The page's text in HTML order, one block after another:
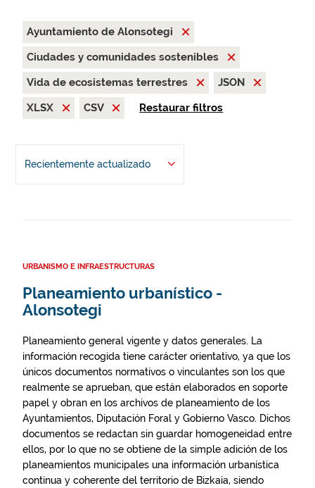
Ayuntamiento de Alonsotegi
Ciudades y comunidades sostenibles
Vida de ecosistemas terrestres
JSON
XLSX
CSV Restaurar filtros
Recientemente actualizado
URBANISMO E INFRAESTRUCTURAS
Planeamiento urbanístico -
Alonsotegi
Planeamiento general vigente y datos generales. La
información recogida tiene carácter orientativo, ya que los
únicos documentos normativos o vinculantes son los que
realmente se aprueban, que están elaborados en soporte
papel y obran en los archivos de planeamiento de los
Ayuntamientos, Diputación Foral y Gobierno Vasco. Dichos
documentos se redactan sin guardar homogeneidad entre
ellos, por lo que no se obtiene de la simple adición de los
planeamientos municipales una información urbanística
continua y coherente del territorio de Bizkaia, siendo